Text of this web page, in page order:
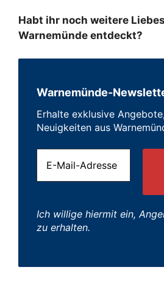
Habt ihr noch weitere
Warnemünde entdeckt?
Warnemünde-
Erhalte exklusive
Neuigkeiten aus
Ich willige hiermit ein,
zu erhalten.